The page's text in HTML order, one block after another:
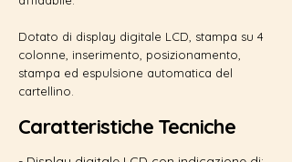
Dotato di display digitale LCD, stampa su 4
colonne, inserimento, posizionamento,
stampa ed espulsione automatica del
cartellino.
Caratteristiche Tecniche